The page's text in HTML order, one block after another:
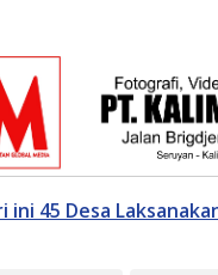
ini 45 Desa